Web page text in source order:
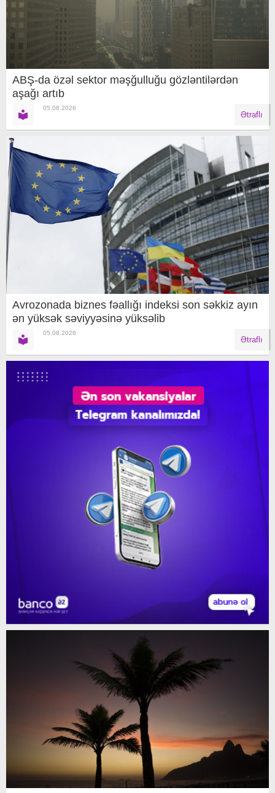
ABŞ-da özəl sektor məşğulluğu gözləntilərdən
aşağı artıb
05.08.2026
Ətraflı
Avrozonada biznes fəallığı indeksi son səkkiz ayın
ən yüksək səviyyəsinə yüksəlib
05.08.2026
Ətraflı